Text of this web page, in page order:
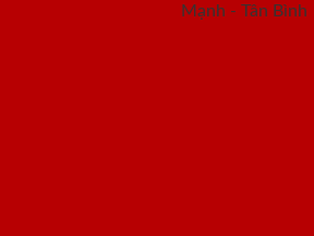
Mạnh - Tân Bình